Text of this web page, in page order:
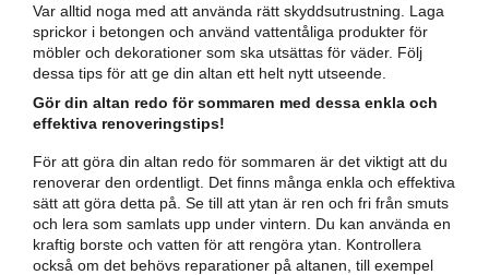
Var alltid noga med att använda rätt skyddsutrustning. Laga
sprickor i betongen och använd vattentåliga produkter för
möbler och dekorationer som ska utsättas för väder. Följ
dessa tips för att ge din altan ett helt nytt utseende.
Gör din altan redo för sommaren med dessa enkla och
effektiva renoveringstips!
För att göra din altan redo för sommaren är det viktigt att du
renoverar den ordentligt. Det finns många enkla och effektiva
sätt att göra detta på. Se till att ytan är ren och fri från smuts
och lera som samlats upp under vintern. Du kan använda en
kraftig borste och vatten för att rengöra ytan. Kontrollera
också om det behövs reparationer på altanen, till exempel